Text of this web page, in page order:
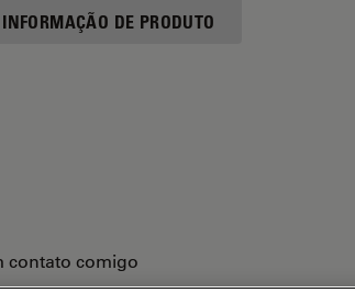
INFORMAÇÃO DE PRODUTO
contato comigo